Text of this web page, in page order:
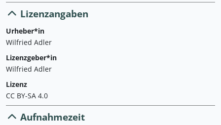
Lizenzangaben
Urheber*in
Wilfried Adler
Lizenzgeber*in
Wilfried Adler
Lizenz
CC BY-SA 4.0
Aufnahmezeit